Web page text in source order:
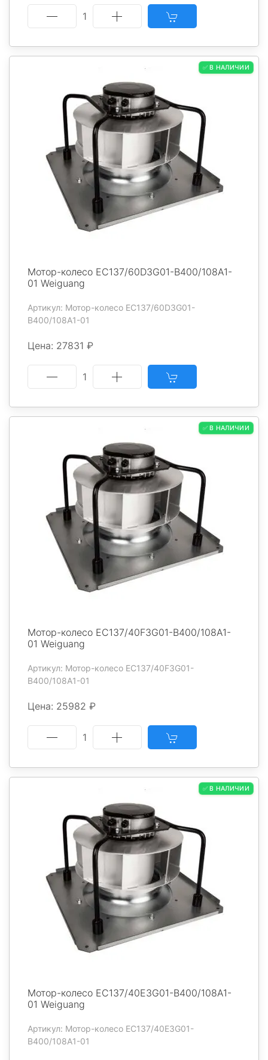
1
✅ В НАЛИЧИИ
Мотор-колесо EC137/60D3G01-B400/108A1-
01 Weiguang
Артикул: Мотор-колесо EC137/60D3G01-
B400/108A1-01
Цена: 27831 ₽
1
✅ В НАЛИЧИИ
Мотор-колесо EC137/40F3G01-B400/108A1-
01 Weiguang
Артикул: Мотор-колесо EC137/40F3G01-
B400/108A1-01
Цена: 25982 ₽
1
✅ В НАЛИЧИИ
Мотор-колесо EC137/40E3G01-B400/108A1-
01 Weiguang
Артикул: Мотор-колесо EC137/40E3G01-
B400/108A1-01